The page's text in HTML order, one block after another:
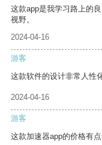
这款app是我学习路上的
视野。
2024-04-16
游客
这款软件的设计非常人性
2024-04-16
游客
这款加速器app的价格有